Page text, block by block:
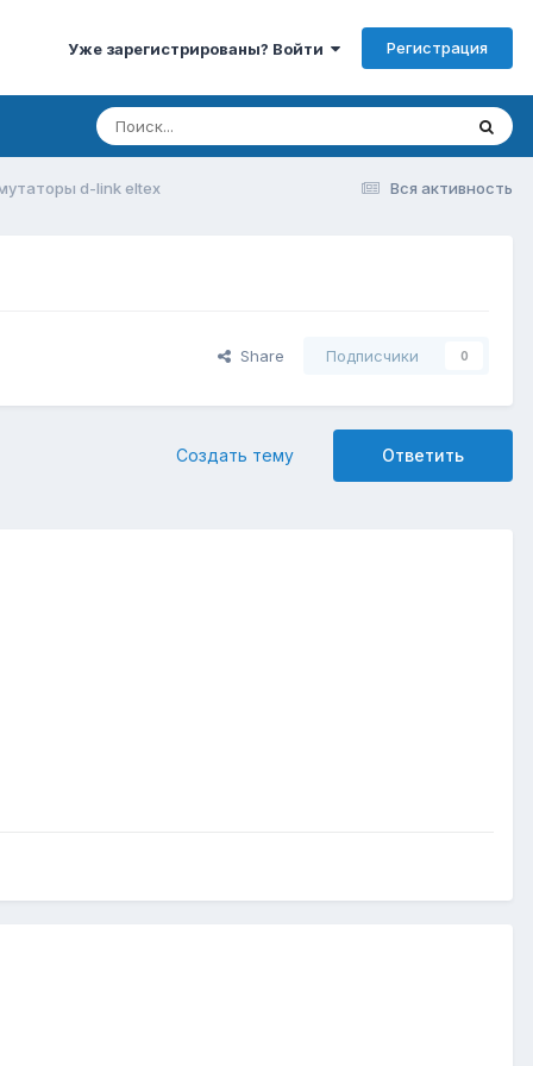
Уже зарегистрированы? Войти Регистрация
Вся активность
d-link eltex
Share Подписчики 0
Ответить
Создать тему